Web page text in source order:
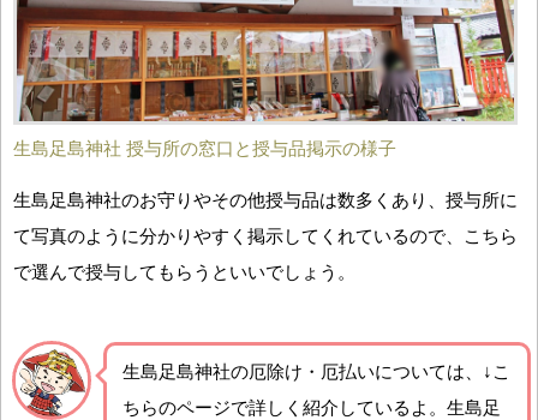
生島足島神社 授与所の窓口と授与品掲示の様子
生島足島神社のお守りやその他授与品は数多くあり、授与所に
て写真のように分かりやすく掲示してくれているので、こちら
で選んで授与してもらうといいでしょう。
生島足島神社の厄除け・厄払いについては、↓こ
ちらのページで詳しく紹介しているよ。生島足